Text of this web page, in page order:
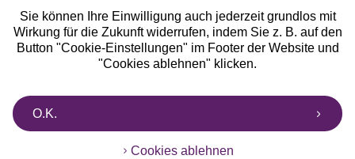
Sie können Ihre Einwilligung auch jederzeit grundlos mit
Wirkung für die Zukunft widerrufen, indem Sie z. B. auf den
Button "Cookie-Einstellungen" im Footer der Website und
"Cookies ablehnen" klicken.
O.K.
Cookies ablehnen